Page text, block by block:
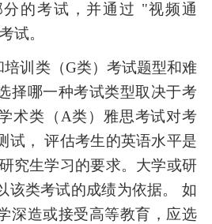
的考试，并通过 "视频通
试。
训类（G类）考试题型和难
择哪一种考试类型取决于考
术类（A类）雅思考试对考
试， 评估考生的英语水平是
究生学习的要求。大学或研
该类考试的成绩为依据。 如
深造或接受高等教育，应选